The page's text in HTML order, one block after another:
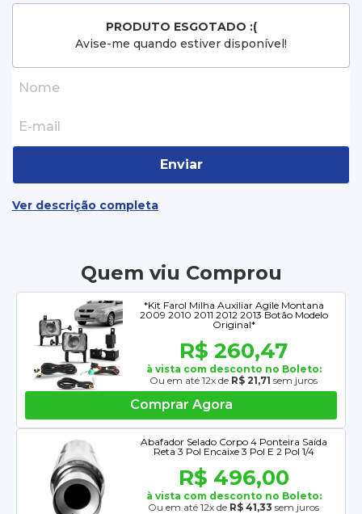
PRODUTO ESGOTADO :(
Avise-me quando estiver disponível!
Enviar
Ver descrição completa
Quem viu Comprou
*Kit Farol Milha Auxiliar Agile Montana
2009 2010 2011 2012 2013 Botão Modelo
Original*
R$ 260,47
à vista com desconto no Boleto:
Ou em até 12x de R$ 21,71 sem juros
Comprar Agora
Abafador Selado Corpo 4 Ponteira Saída
Reta 3 Pol Encaixe 3 Pol E 2 Pol 1/4
R$ 496,00
à vista com desconto no Boleto:
Ou em até 12x de R$ 41,33 sem juros